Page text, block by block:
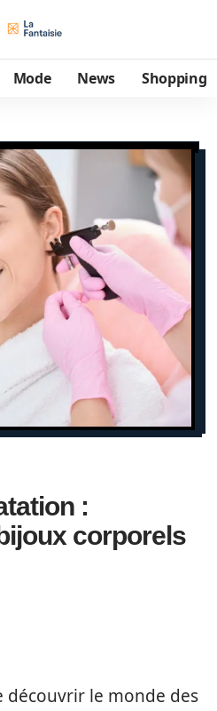
Mode News Shopping
:
corporels
découvrir le monde des